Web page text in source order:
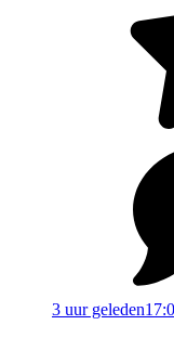
3 uur geleden